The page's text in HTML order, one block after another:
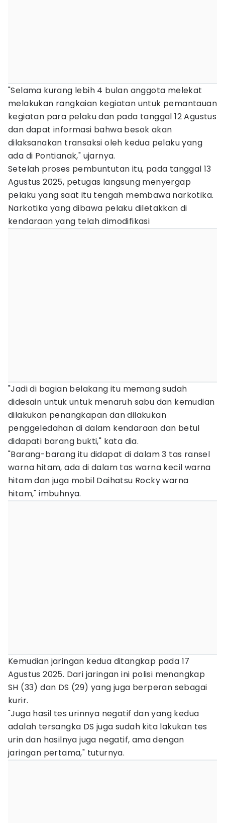
"Selama kurang lebih 4 bulan anggota melekat
melakukan rangkaian kegiatan untuk pemantauan
kegiatan para pelaku dan pada tanggal 12 Agustus
dan dapat informasi bahwa besok akan
dilaksanakan transaksi oleh kedua pelaku yang
ada di Pontianak," ujarnya.
Setelah proses pembuntutan itu, pada tanggal 13
Agustus 2025, petugas langsung menyergap
pelaku yang saat itu tengah membawa narkotika.
Narkotika yang dibawa pelaku diletakkan di
kendaraan yang telah dimodifikasi
"Jadi di bagian belakang itu memang sudah
didesain untuk untuk menaruh sabu dan kemudian
dilakukan penangkapan dan dilakukan
penggeledahan di dalam kendaraan dan betul
didapati barang bukti," kata dia.
"Barang-barang itu didapat di dalam 3 tas ransel
warna hitam, ada di dalam tas warna kecil warna
hitam dan juga mobil Daihatsu Rocky warna
hitam," imbuhnya.
Kemudian jaringan kedua ditangkap pada 17
Agustus 2025. Dari jaringan ini polisi menangkap
SH (33) dan DS (29) yang juga berperan sebagai
kurir.
"Juga hasil tes urinnya negatif dan yang kedua
adalah tersangka DS juga sudah kita lakukan tes
urin dan hasilnya juga negatif, ama dengan
jaringan pertama," tuturnya.